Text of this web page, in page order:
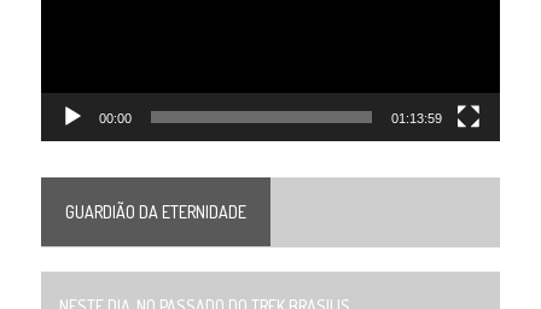
00:00 01:13:59
GUARDIÃO DA ETERNIDADE